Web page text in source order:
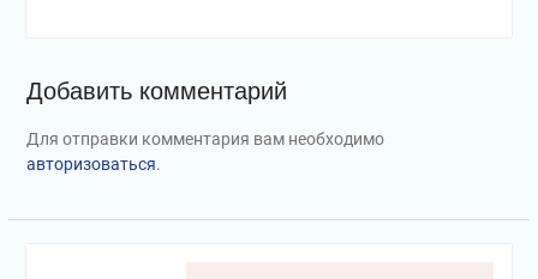
Добавить комментарий
Для отправки комментария вам необходимо
авторизоваться.